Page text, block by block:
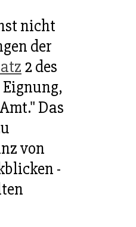
nicht
der
2 des
Das
von
-